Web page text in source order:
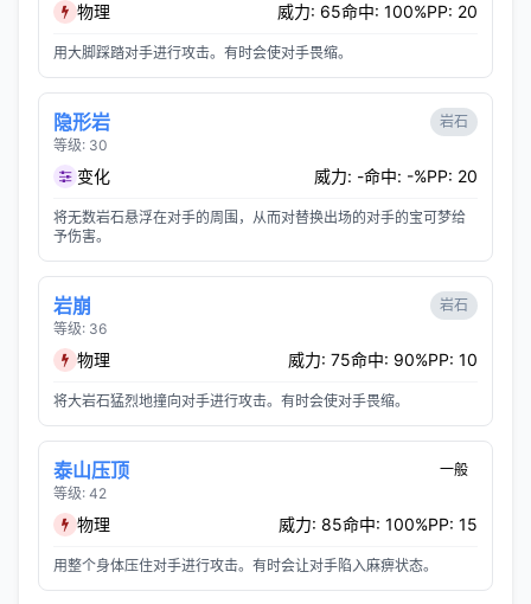
物理 威力: 65命中: 100%PP: 20
用大脚踩踏对手进行攻击。有时会使对手畏缩。
隐形岩
等级: 30
岩石
变化 威力: -命中: -%PP: 20
将无数岩石悬浮在对手的周围，从而对替换出场的对手的宝可梦给
予伤害。
岩崩
等级: 36
岩石
物理 威力: 75命中: 90%PP: 10
将大岩石猛烈地撞向对手进行攻击。有时会使对手畏缩。
泰山压顶
等级: 42
一般
物理 威力: 85命中: 100%PP: 15
用整个身体压住对手进行攻击。有时会让对手陷入麻痹状态。